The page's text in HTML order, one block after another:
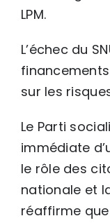
LPM.
L’échec du
sur les
Le Parti
immédiate
le rôle des
nationale et
réaffirme